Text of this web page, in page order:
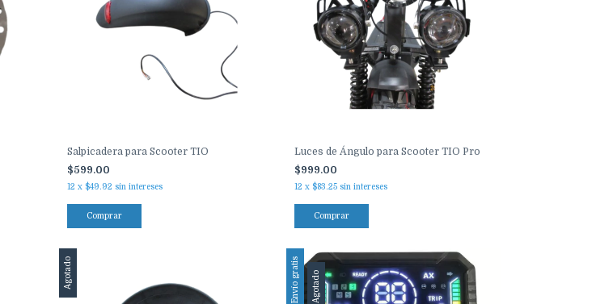
Salpicadera para Scooter TIO
$599.00
12 x $49.92 sin intereses
Comprar
Luces de Ángulo para Scooter TIO Pro
$999.00
12 x $83.25 sin intereses
Comprar
Agotado Envío gratis Agotado